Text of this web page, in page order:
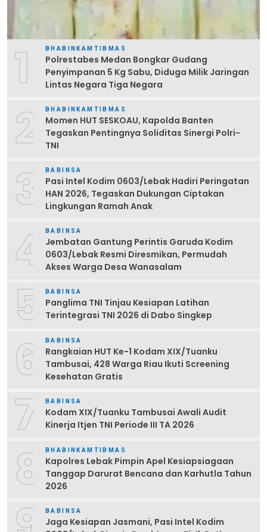
1 BHABINKAMTIBMAS
Polrestabes Medan Bongkar Gudang
Penyimpanan 5 Kg Sabu, Diduga Milik Jaringan
Lintas Negara Tiga Negara
2 BHABINKAMTIBMAS
Momen HUT SESKOAU, Kapolda Banten
Tegaskan Pentingnya Soliditas Sinergi Polri-
TNI
3 BABINSA
Pasi Intel Kodim 0603/Lebak Hadiri Peringatan
HAN 2026, Tegaskan Dukungan Ciptakan
Lingkungan Ramah Anak
4 BABINSA
Jembatan Gantung Perintis Garuda Kodim
0603/Lebak Resmi Diresmikan, Permudah
Akses Warga Desa Wanasalam
5 BABINSA
Panglima TNI Tinjau Kesiapan Latihan
Terintegrasi TNI 2026 di Dabo Singkep
6 BABINSA
Rangkaian HUT Ke-1 Kodam XIX/Tuanku
Tambusai, 428 Warga Riau Ikuti Screening
Kesehatan Gratis
7 BABINSA
Kodam XIX/Tuanku Tambusai Awali Audit
Kinerja Itjen TNI Periode III TA 2026
8 BHABINKAMTIBMAS
Kapolres Lebak Pimpin Apel Kesiapsiagaan
Tanggap Darurat Bencana dan Karhutla Tahun
2026
BABINSA
Jaga Kesiapan Jasmani, Pasi Intel Kodim